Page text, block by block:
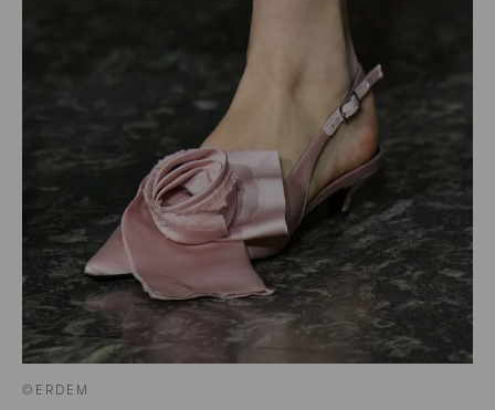
©ERDEM